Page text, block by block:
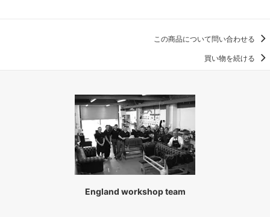
この商品について問い合わせる
買い物を続ける
England workshop team